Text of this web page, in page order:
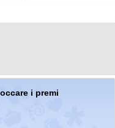
i premi